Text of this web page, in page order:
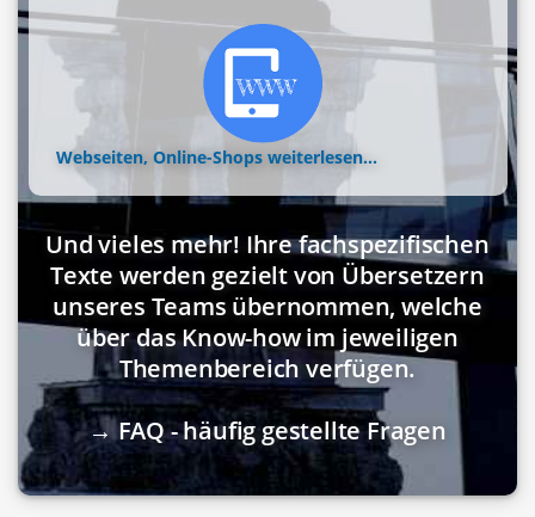
Webseiten, Online-Shops weiterlesen...
Und vieles mehr! Ihre fachspezifischen
Texte werden gezielt von Übersetzern
unseres Teams übernommen, welche
über das Know-how im jeweiligen
Themenbereich verfügen.
→ FAQ - häufig gestellte Fragen